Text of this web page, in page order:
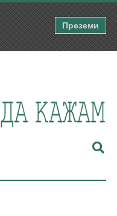
Преземи